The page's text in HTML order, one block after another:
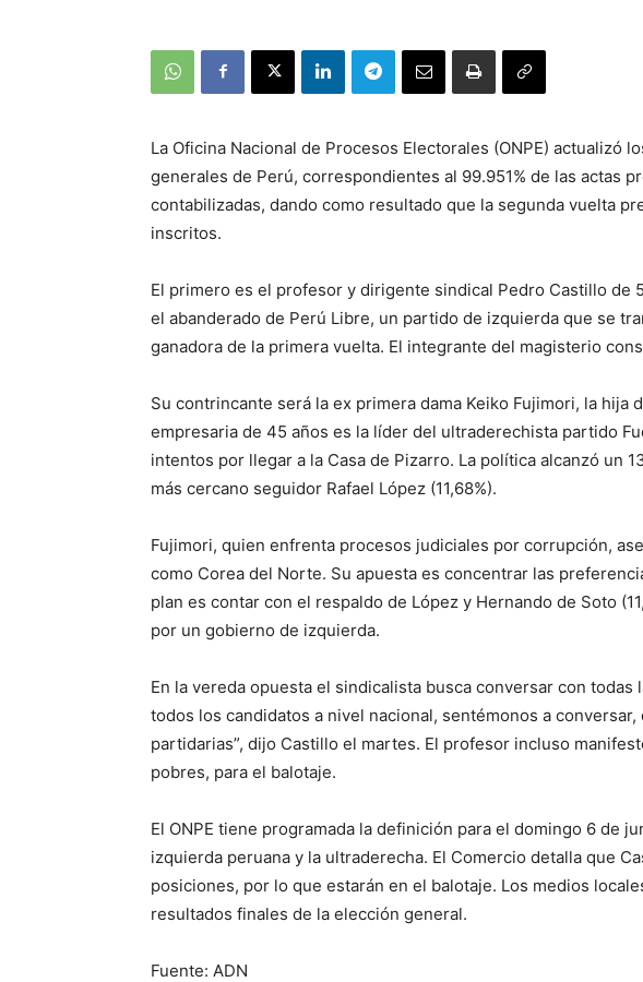
La Oficina Nacional de Procesos Electorales (ONPE) actualizó
generales de Perú, correspondientes al 99.951% de las actas
contabilizadas, dando como resultado que la segunda vuelta
inscritos.
El primero es el profesor y dirigente sindical Pedro Castillo de
el abanderado de Perú Libre, un partido de izquierda que se
ganadora de la primera vuelta. El integrante del magisterio
Su contrincante será la ex primera dama Keiko Fujimori, la hija
empresaria de 45 años es la líder del ultraderechista partido
intentos por llegar a la Casa de Pizarro. La política alcanzó un
más cercano seguidor Rafael López (11,68%).
Fujimori, quien enfrenta procesos judiciales por corrupción,
como Corea del Norte. Su apuesta es concentrar las
plan es contar con el respaldo de López y Hernando de Soto
por un gobierno de izquierda.
En la vereda opuesta el sindicalista busca conversar con todas
todos los candidatos a nivel nacional, sentémonos a
partidarias”, dijo Castillo el martes. El profesor incluso
pobres, para el balotaje.
El ONPE tiene programada la definición para el domingo 6 de
izquierda peruana y la ultraderecha. El Comercio detalla que
posiciones, por lo que estarán en el balotaje. Los medios
resultados finales de la elección general.
Fuente: ADN